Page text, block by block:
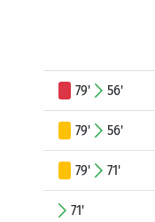
79' 56'
79' 56'
79' 71'
71'